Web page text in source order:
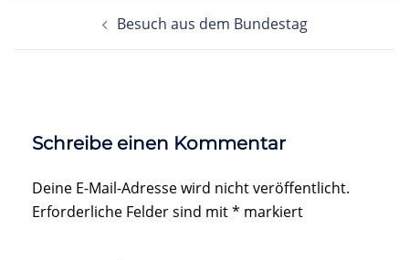
Besuch aus dem Bundestag
Schreibe einen Kommentar
Deine E-Mail-Adresse wird nicht veröffentlicht.
Erforderliche Felder sind mit* markiert